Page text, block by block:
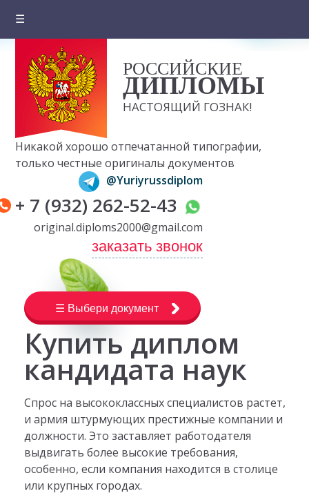
☰
О компании
Цены на документы
Вопросы и ответы
Отзывы клиентов
Оплата и доставка
Контакты
РОССИЙСКИЕ
ДИПЛОМЫ
НАСТОЯЩИЙ ГОЗНАК!
Никакой хорошо отпечатанной типографии,
только честные оригиналы документов
@Yuriyrussdiplom
+ 7 (932) 262-52-43
original.diploms2000@gmail.com
заказать звонок
☰ Выбери документ
Купить диплом
кандидата наук
Спрос на высококлассных специалистов растет,
и армия штурмующих престижные компании и
должности. Это заставляет работодателя
выдвигать более высокие требования,
особенно, если компания находится в столице
или крупных городах.